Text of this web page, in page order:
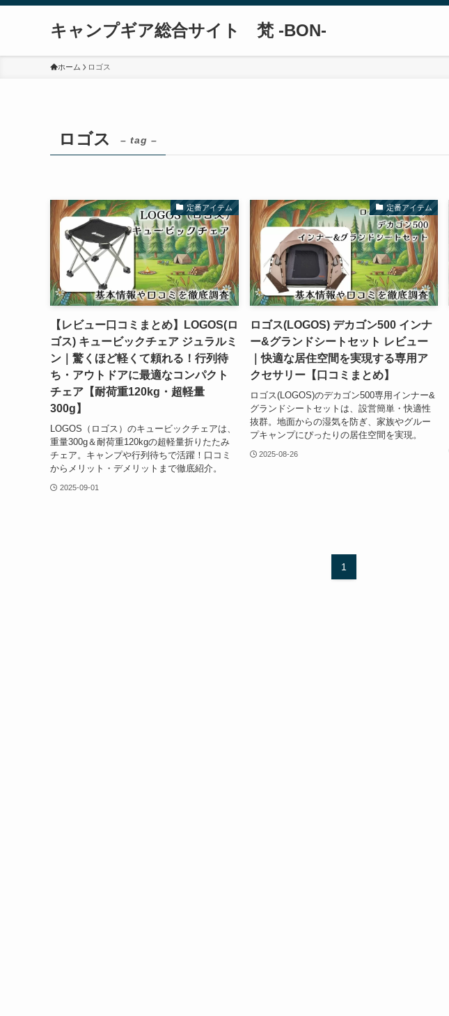
キャンプギア総合サイト 梵 -BON-
ホーム ロゴス
ロゴス – tag –
定番アイテム
【レビュー口コミまとめ】LOGOS(ロ
ゴス) キュービックチェア ジュラルミ
ン｜驚くほど軽くて頼れる！行列待
ち・アウトドアに最適なコンパクト
チェア【耐荷重120kg・超軽量
300g】
LOGOS（ロゴス）のキュービックチェアは、
重量300g＆耐荷重120kgの超軽量折りたたみ
チェア。キャンプや行列待ちで活躍！口コミ
からメリット・デメリットまで徹底紹介。
2025-09-01
定番アイテム
ロゴス(LOGOS) デカゴン500 インナ
ー&グランドシートセット レビュー
｜快適な居住空間を実現する専用ア
クセサリー【口コミまとめ】
ロゴス(LOGOS)のデカゴン500専用インナー&
グランドシートセットは、設営簡単・快適性
抜群。地面からの湿気を防ぎ、家族やグルー
プキャンプにぴったりの居住空間を実現。
2025-08-26
1